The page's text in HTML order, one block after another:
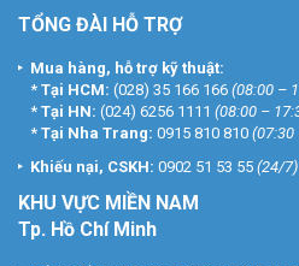
TỔNG ĐÀI HỖ TRỢ
Mua hàng, hỗ trợ kỹ thuật:
* Tại HCM: (028) 35 166 166 (08:00 –
* Tại HN: (024) 6256 1111 (08:00 –
* Tại Nha Trang: 0915 810 810 (07:30
Khiếu nại, CSKH: 0902 51 53 55 (24/7)
KHU VỰC MIỀN NAM
Tp. Hồ Chí Minh